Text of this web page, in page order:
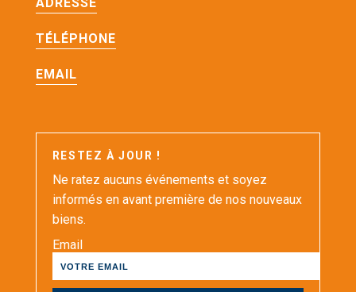
ADRESSE
TÉLÉPHONE
EMAIL
RESTEZ À JOUR !
Ne ratez aucuns événements et soyez
informés en avant première de nos nouveaux
biens.
Email